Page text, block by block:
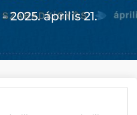
2025. április 21.